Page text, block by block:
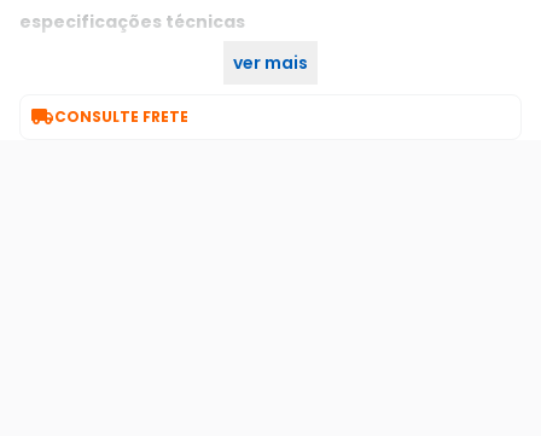
especificações técnicas
ver mais
CONSULTE FRETE